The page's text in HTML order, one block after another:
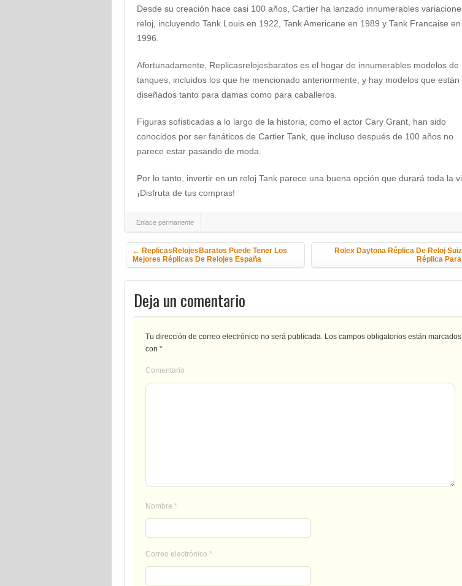
Desde su creación hace casi 100 años, Cartier ha lanzado innumerables
reloj, incluyendo Tank Louis en 1922, Tank Americane en 1989 y Tank Francaise en
1996.
Afortunadamente, Replicasrelojesbaratos es el hogar de innumerables modelos de
tanques, incluidos los que he mencionado anteriormente, y hay modelos que están
diseñados tanto para damas como para caballeros.
Figuras sofisticadas a lo largo de la historia, como el actor Cary Grant, han sido
conocidos por ser fanáticos de Cartier Tank, que incluso después de 100 años no
parece estar pasando de moda.
Por lo tanto, invertir en un reloj Tank parece una buena opción que durará toda la
¡Disfruta de tus compras!
Enlace permanente
Navegación de la entrada
← ReplicasRelojesBaratos Puede Tener Los
Mejores Réplicas De Relojes España
Rolex Daytona Réplica De Reloj
Réplica
Deja un comentario
Tu dirección de correo electrónico no será publicada. Los campos obligatorios están marcados
con *
Comentario
Nombre *
Correo electrónico *